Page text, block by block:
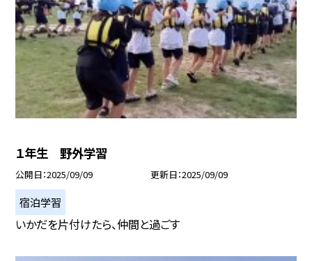
１年生 野外学習
公開日 2025/09/09 更新日 2025/09/09
宿泊学習
いかだを片付けたら、仲間と過ごす